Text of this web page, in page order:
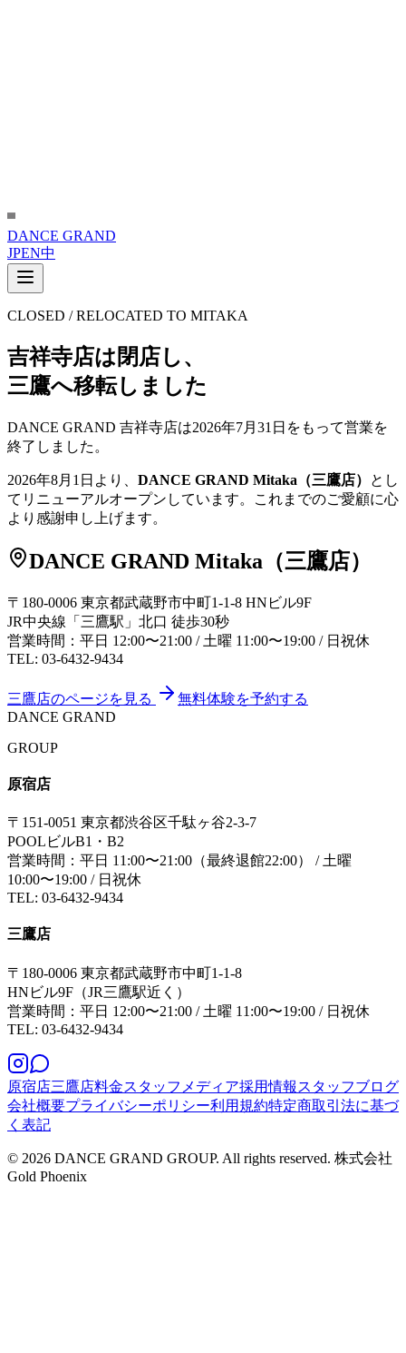
DANCE GRAND
JPEN中
CLOSED / RELOCATED TO MITAKA
吉祥寺店は閉店し、
三鷹へ移転しました
DANCE GRAND 吉祥寺店は2026年7月31日をもって営業を
終了しました。
2026年8月1日より、 DANCE GRAND Mitaka（三鷹店）
とし
てリニューアルオープンしています。これまでのご愛顧に心
より感謝申し上げます。
DANCE GRAND Mitaka（三鷹店）
〒180-0006 東京都武蔵野市中町1-1-8 HNビル9F
JR中央線「三鷹駅」北口 徒歩30秒
営業時間：平日 12:00〜21:00 / 土曜 11:00〜19:00 / 日祝休
TEL: 03-6432-9434
三鷹店のページを見る
無料体験を予約する
DANCE GRAND
GROUP
原宿店
〒151-0051 東京都渋谷区千駄ヶ谷2-3-7
POOLビルB1・B2
営業時間：平日 11:00〜21:00（最終退館22:00） / 土曜
10:00〜19:00 / 日祝休
TEL: 03-6432-9434
三鷹店
〒180-0006 東京都武蔵野市中町1-1-8
HNビル9F（JR三鷹駅近く）
営業時間：平日 12:00〜21:00 / 土曜 11:00〜19:00 / 日祝休
TEL: 03-6432-9434
原宿店三鷹店料金スタッフ メディア採用情報 スタッフブログ
会社概要プライバシーポリシー利用規約特定商取引法に基づ
く表記
© 2026 DANCE GRAND GROUP. All rights reserved. 株式会社
Gold Phoenix